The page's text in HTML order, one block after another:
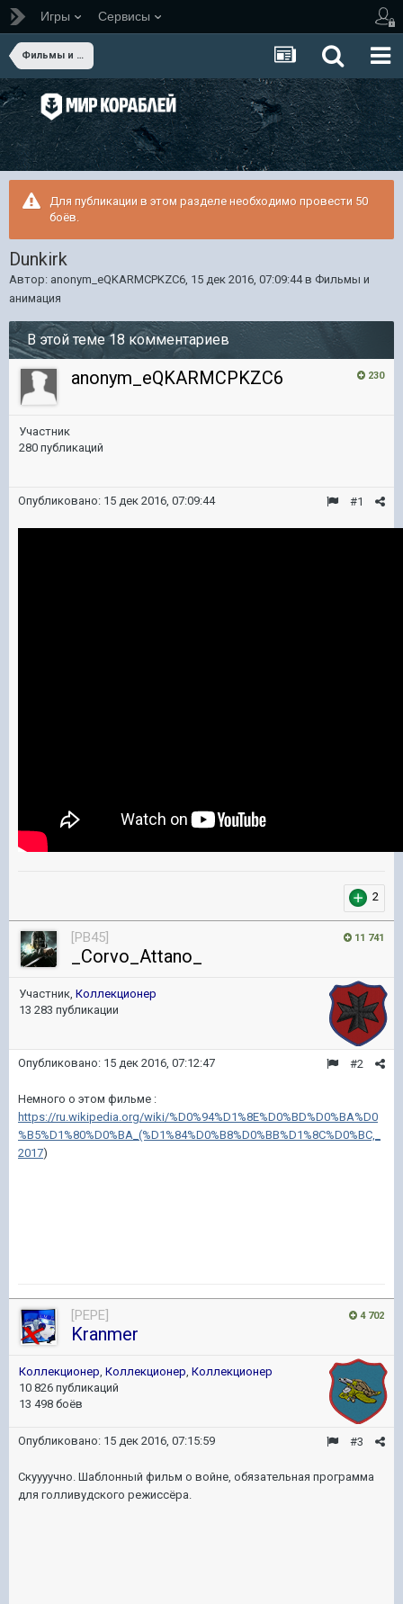
Игры Сервисы
Фильмы и анимация
Для публикации в этом разделе необходимо провести 50
боёв.
Dunkirk
Автор: anonym_eQKARMCPKZC6, 15 дек 2016, 07:09:44в Фильмы и
анимация
В этой теме 18 комментариев
230
anonym_eQKARMCPKZC6
Участник
280 публикаций
#1
Опубликовано: 15 дек 2016, 07:09:44
2
11 741
[PB45]
_Corvo_Attano_
Участник, Коллекционер
13 283 публикации
#2
Опубликовано: 15 дек 2016, 07:12:47
Немного о этом фильме :
https://ru.wikipedia.org/wiki/%D0%94%D1%8E%D0%BD%D0%BA%D0
%B5%D1%80%D0%BA_(%D1%84%D0%B8%D0%BB%D1%8C%D0%BC,_
2017)
4 702
[PEPE]
Kranmer
Коллекционер, Коллекционер, Коллекционер
10 826 публикаций
13 498 боёв
#3
Опубликовано: 15 дек 2016, 07:15:59
Скуууучно. Шаблонный фильм о войне, обязательная программа
для голливудского режиссёра.